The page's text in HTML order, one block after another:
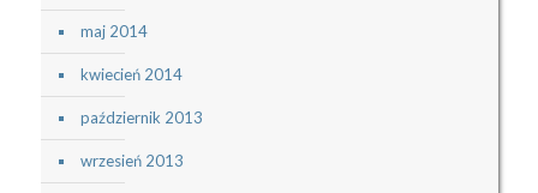
maj 2014
kwiecień 2014
październik 2013
wrzesień 2013